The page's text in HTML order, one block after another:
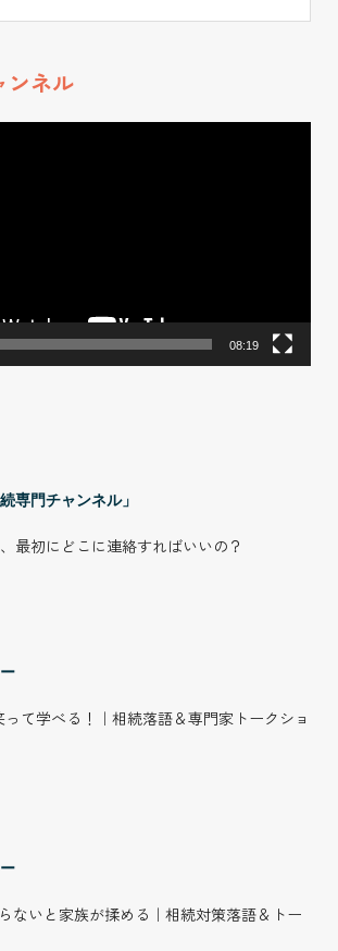
年 自身が行う相
自社だけでなく全
する相続コンサル
ている。 ●プライ
リーグ所属フット
ンネル
08:19
専門チャンネル」
最初にどこに連絡すればいいの？
って学べる！｜相続落語＆専門家トークショ
ないと家族が揉める｜相続対策落語＆トー